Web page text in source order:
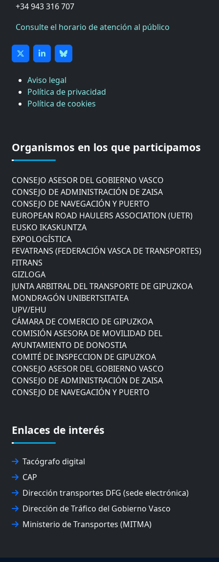
+34 943 316 707
Consulte el horario de atención al público
Aviso legal
Política de privacidad
Política de cookies
Organismos en los que participamos
COMISIÓN ASESORA DE MOVILIDAD DEL
AYUNTAMIENTO DE DONOSTIA
CONSEJO ASESOR DEL GOBIERNO VASCO
CONSEJO DE ADMINISTRACIÓN DE ZAISA
CONSEJO DE NAVEGACIÓN Y PUERTO
EUROPEAN ROAD HAULERS ASSOCIATION (UETR)
EUSKO IKASKUNTZA
EXPOLOGÍSTICA
FEVATRANS (FEDERACIÓN VASCA DE TRANSPORTES)
FITRANS
GIZLOGA
JUNTA ARBITRAL DEL TRANSPORTE DE GIPUZKOA
MONDRAGÓN UNIBERTSITATEA
UPV/EHU
CÁMARA DE COMERCIO DE GIPUZKOA
COMISIÓN ASESORA DE MOVILIDAD DEL
AYUNTAMIENTO DE DONOSTIA
COMITÉ DE INSPECCION DE GIPUZKOA
CONSEJO ASESOR DEL GOBIERNO VASCO
CONSEJO DE ADMINISTRACIÓN DE ZAISA
CONSEJO DE NAVEGACIÓN Y PUERTO
EXPOLOGÍSTICA
FEVATRANS (FEDERACIÓN VASCA DE TRANSPORTES)
GIZLOGA
JUNTA ARBITRAL DEL TRANSPORTE DE GIPUZKOA
UPV/EHU
Enlaces de interés
Tacógrafo digital
CAP
Dirección transportes DFG (sede electrónica)
Dirección de Tráfico del Gobierno Vasco
Ministerio de Transportes (MITMA)